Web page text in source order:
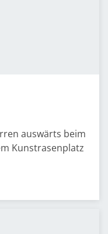
auswärts beim
Kunstrasenplatz